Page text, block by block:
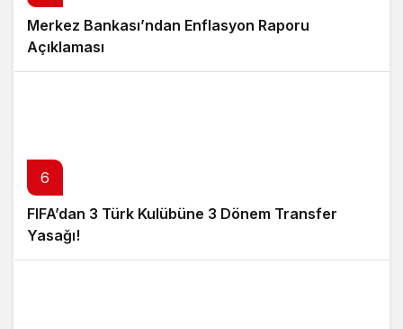
Merkez Bankası’ndan Enflasyon Raporu
Açıklaması
6
FIFA’dan 3 Türk Kulübüne 3 Dönem Transfer
Yasağı!